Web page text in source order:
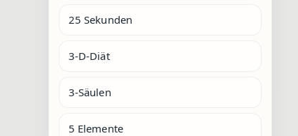
25 Sekunden
3-D-Diät
3-Säulen
5 Elemente